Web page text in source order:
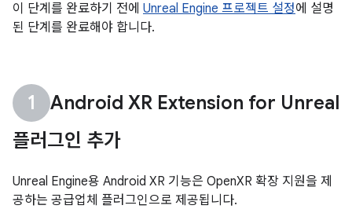
이 단계를 완료하기 전에 Unreal Engine 프로젝트 설정에 설명
된 단계를 완료해야 합니다.
Android XR Extension for Unreal
플러그인 추가
Unreal Engine용 Android XR 기능은 OpenXR 확장 지원을 제
공하는 공급업체 플러그인으로 제공됩니다.